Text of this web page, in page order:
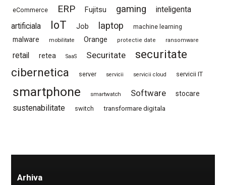
eCommerce ERP Fujitsu gaming
inteligenta
artificiala
IoT Job laptop machine learning
malware mobilitate Orange protectie date ransomware
retail retea SaaS Securitate
securitate
cibernetica
server servicii servicii cloud servicii IT
smartphone smartwatch Software stocare
sustenabilitate switch transformare digitala
Arhiva